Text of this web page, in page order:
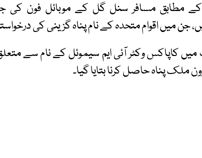
مطابق مسافر سنل گل کے موبائل فون کی
جن میں اقوام متحدہ کے نام پناہ گزینی کی
میں کاپاکس وکٹر آئی ایم سیموئل کے نام سے
ملک پناہ حاصل کرنا بتایا گیا۔